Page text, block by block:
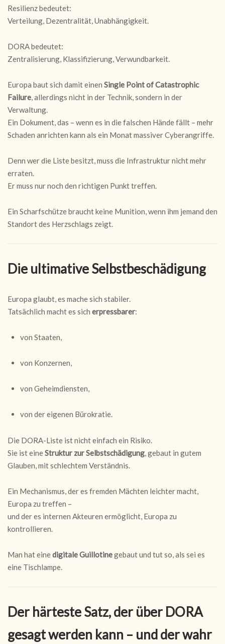
Resilienz bedeutet:
Verteilung, Dezentralität, Unabhängigkeit.
DORA bedeutet:
Zentralisierung, Klassifizierung, Verwundbarkeit.
Europa baut sich damit einen Single Point of Catastrophic
Failure, allerdings nicht in der Technik, sondern in der
Verwaltung.
Ein Dokument, das – wenn es in die falschen Hände fällt – mehr
Schaden anrichten kann als ein Monat massiver Cyberangriffe.
Denn wer die Liste besitzt, muss die Infrastruktur nicht mehr
erraten.
Er muss nur noch den richtigen Punkt treffen.
Ein Scharfschütze braucht keine Munition, wenn ihm jemand den
Standort des Herzschlags zeigt.
Die ultimative Selbstbeschädigung
Europa glaubt, es mache sich stabiler.
Tatsächlich macht es sich erpressbarer:
von Staaten,
von Konzernen,
von Geheimdiensten,
von der eigenen Bürokratie.
Die DORA-Liste ist nicht einfach ein Risiko.
Sie ist eineStruktur zur Selbstschädigung, gebaut in gutem
Glauben, mit schlechtem Verständnis.
Ein Mechanismus, der es fremden Mächten leichter macht,
Europa zu treffen –
und der es internen Akteuren ermöglicht, Europa zu
kontrollieren.
Man hat einedigitale Guillotinegebaut und tut so, als sei es
eine Tischlampe.
Der härteste Satz, der über DORA
gesagt werden kann – und der wahr